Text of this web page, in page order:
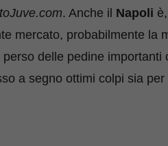
. Anche il Napoli
mercato, probabilmente la
delle pedine importanti
a segno ottimi colpi sia per